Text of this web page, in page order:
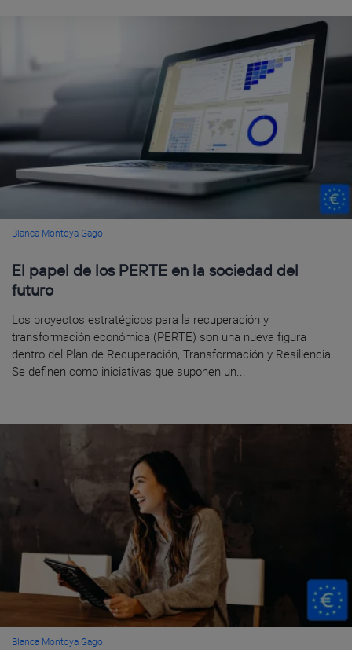
Blanca Montoya Gago
El papel de los PERTE en la sociedad del
futuro
Los proyectos estratégicos para la recuperación y
transformación económica (PERTE) son una nueva figura
dentro del Plan de Recuperación, Transformación y Resiliencia.
Se definen como iniciativas que suponen un...
Blanca Montoya Gago